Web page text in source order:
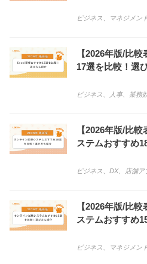
ビジネス マネジメント
【2026年版/比
17選を比較！選
ビジネス 人事、 業務
【2026年版/比
ステムおすすめ
ビジネス DX、 店舗ア
【2026年版/比
ステムおすすめ
ビジネス マネジメント